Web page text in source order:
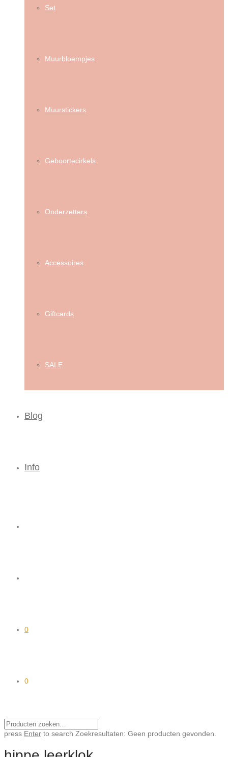
Set
Muurbloempjes
Muurstickers
Geboortecirkels
Onderzetters
Accessoires
Giftcards
SALE
Blog
Info
0
0
press Enter to search Zoekresultaten: Geen producten gevonden.